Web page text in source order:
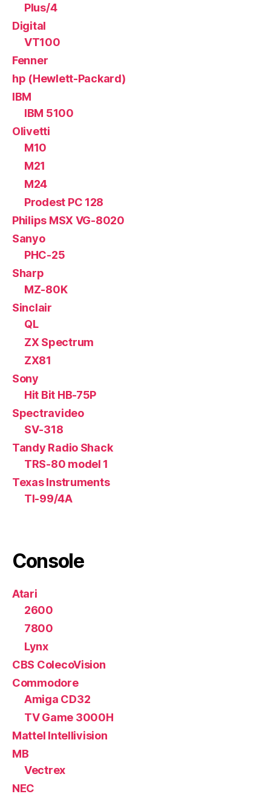
Plus/4
Digital
VT100
Fenner
hp (Hewlett-Packard)
IBM
IBM 5100
Olivetti
M10
M21
M24
Prodest PC 128
Philips MSX VG-8020
Sanyo
PHC-25
Sharp
MZ-80K
Sinclair
QL
ZX Spectrum
ZX81
Sony
Hit Bit HB-75P
Spectravideo
SV-318
Tandy Radio Shack
TRS-80 model 1
Texas Instruments
TI-99/4A
Console
Atari
2600
7800
Lynx
CBS ColecoVision
Commodore
Amiga CD32
TV Game 3000H
Mattel Intellivision
MB
Vectrex
NEC